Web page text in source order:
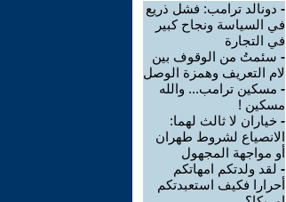
- دونالد ترامب: فشل ذريع
في السياسة ونجاح كبير
في التجارة
- سئمتُ من الوقوف بين
لام التعريف وهمزة الوصل
- مسكين ترامب... والله
مسكين !
- خياران لا ثالث لهما:
الانصياع لشروط طهران
أو مواجهة المجهول
- لقد ولدتكم امهاتكم
أحرارا فكيف استعبدتكم